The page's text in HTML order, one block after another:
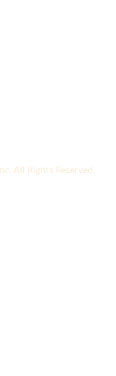
All Rights Reserved.